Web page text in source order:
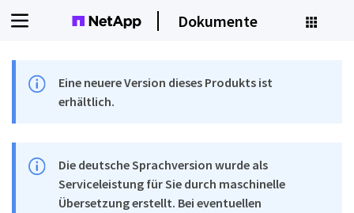
Dokumente
Eine neuere Version dieses Produkts ist
erhältlich.
Die deutsche Sprachversion wurde als
Serviceleistung für Sie durch maschinelle
Übersetzung erstellt. Bei eventuellen